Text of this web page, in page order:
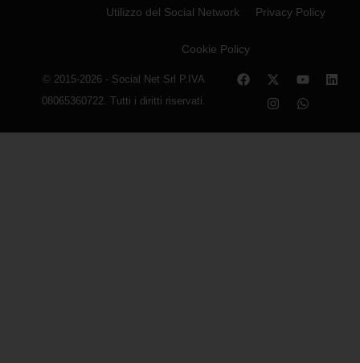
Utilizzo del Social Network Privacy Policy
Cookie Policy
© 2015-2026 - Social Net Srl P.IVA
08065360722. Tutti i diritti riservati.